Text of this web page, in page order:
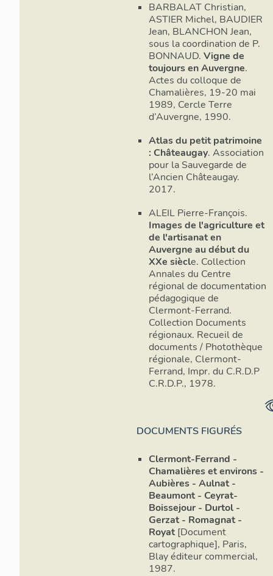
BARBALAT Christian,
ASTIER Michel, BAUDIER
Jean, BLANCHON Jean,
sous la coordination de P.
BONNAUD. Vigne de
toujours en Auvergne.
Actes du colloque de
Chamalières, 19-20 mai
1989, Cercle Terre
d’Auvergne, 1990.
Atlas du petit patrimoine
: Châteaugay. Association
pour la Sauvegarde de
l’Ancien Châteaugay.
2017.
ALEIL Pierre-François.
Images de l'agriculture et
de l'artisanat en
Auvergne au début du
XXe siècle. Collection
Annales du Centre
régional de documentation
pédagogique de
Clermont-Ferrand.
Collection Documents
régionaux. Recueil de
documents / Photothèque
régionale, Clermont-
Ferrand, Impr. du C.R.D.P
C.R.D.P., 1978.
DOCUMENTS FIGURÉS
Clermont-Ferrand -
Chamalières et environs -
Aubières - Aulnat -
Beaumont - Ceyrat-
Boissejour - Durtol -
Gerzat - Romagnat -
Royat [Document
cartographique], Paris,
Blay éditeur commercial,
1987.